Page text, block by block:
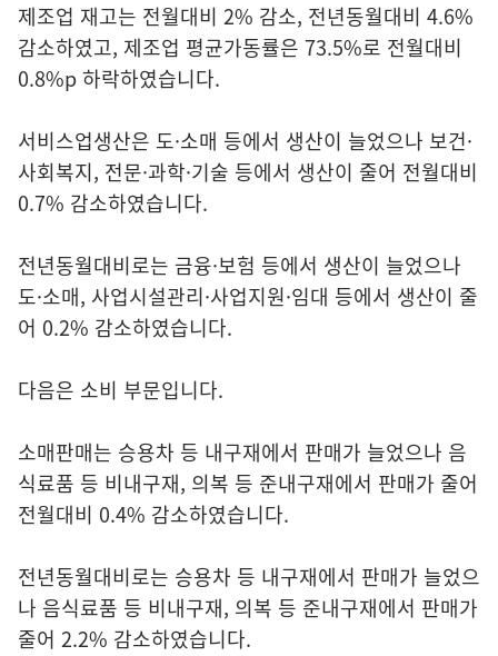
제조업 재고는 전월대비 2% 감소, 전년동월대비 4.6%
감소하였고, 제조업 평균가동률은 73.5%로 전월대비
0.8%p 하락하였습니다.
서비스업생산은 도·소매 등에서 생산이 늘었으나 보건·
사회복지, 전문·과학·기술 등에서 생산이 줄어 전월대비
0.7% 감소하였습니다.
전년동월대비로는 금융·보험 등에서 생산이 늘었으나
도·소매, 사업시설관리·사업지원·임대 등에서 생산이 줄
어 0.2% 감소하였습니다.
다음은 소비 부문입니다.
소매판매는 승용차 등 내구재에서 판매가 늘었으나 음
식료품 등 비내구재, 의복 등 준내구재에서 판매가 줄어
전월대비 0.4% 감소하였습니다.
전년동월대비로는 승용차 등 내구재에서 판매가 늘었으
나 음식료품 등 비내구재, 의복 등 준내구재에서 판매가
줄어 2.2% 감소하였습니다.